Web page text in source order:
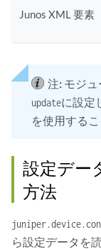
Junos XML 要素
注: モジ
updateに設定
を使用する
設定デー
方法
ら設定データを